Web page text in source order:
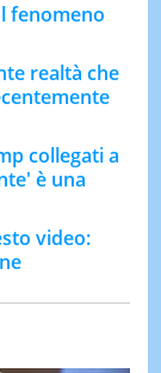
fenomeno
realtà che
collegati a
è una
video: